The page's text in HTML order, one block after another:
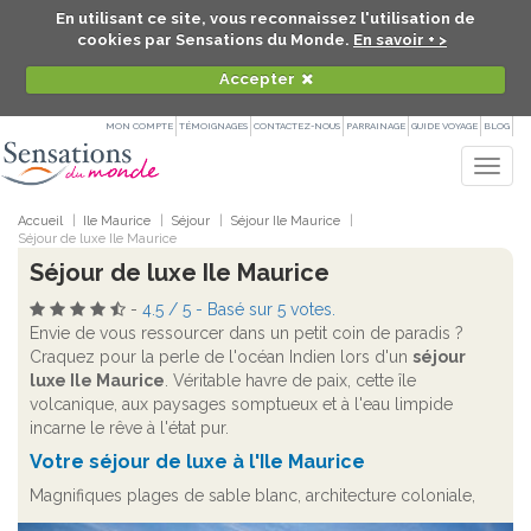
En utilisant ce site, vous reconnaissez l'utilisation de
cookies par Sensations du Monde. En savoir + >
Accepter
MON COMPTE TÉMOIGNAGES CONTACTEZ-NOUS PARRAINAGE GUIDE VOYAGE BLOG
Accueil Ile Maurice Séjour
Séjour Ile Maurice
Séjour de luxe Ile Maurice
Séjour de luxe Ile Maurice
- 4.5 / 5 - Basé sur 5 votes.
Envie de vous ressourcer dans un petit coin de paradis ?
Craquez pour la perle de l'océan Indien lors d'un séjour
luxe Ile Maurice . Véritable havre de paix, cette île
volcanique, aux paysages somptueux et à l'eau limpide
incarne le rêve à l'état pur.
Votre séjour de luxe à l'Ile Maurice
Magnifiques plages de sable blanc, architecture coloniale,
sourire franc et regard amical des Mauriciens... l'île sublime